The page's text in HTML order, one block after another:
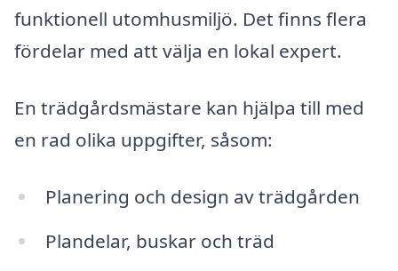
funktionell utomhusmiljö. Det finns flera
fördelar med att välja en lokal expert.
En trädgårdsmästare kan hjälpa till med
en rad olika uppgifter, såsom:
Planering och design av trädgården
Plandelar, buskar och träd